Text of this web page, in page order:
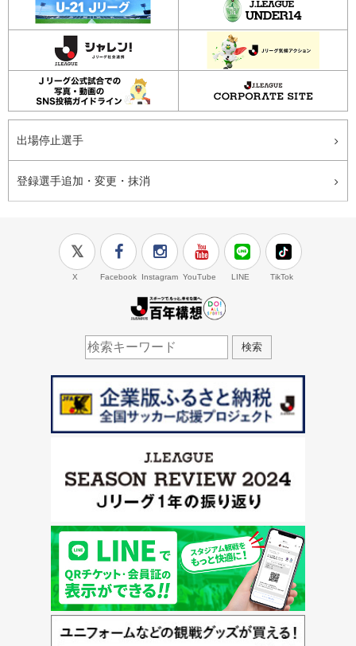
出場停止選手
登録選手追加・変更・抹消
X Facebook Instagram YouTube LINE TikTok
検索